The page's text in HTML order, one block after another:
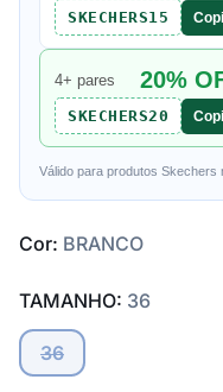
SKECHERS15
4+ pares 20%
SKECHERS20
Válido para produtos Skechers
Cor: BRANCO
TAMANHO: 36
36